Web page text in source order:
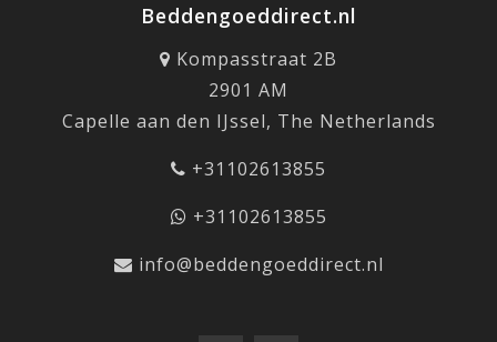
Beddengoeddirect.nl
Kompasstraat 2B
2901 AM
Capelle aan den IJssel, The Netherlands
+31102613855
+31102613855
info@beddengoeddirect.nl